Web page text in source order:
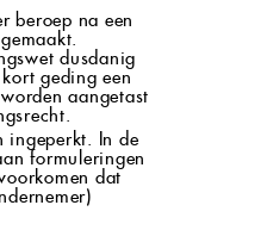
beroep na een
dusdanig
geding een
aangetast
ingeperkt. In de
formuleringen
dat